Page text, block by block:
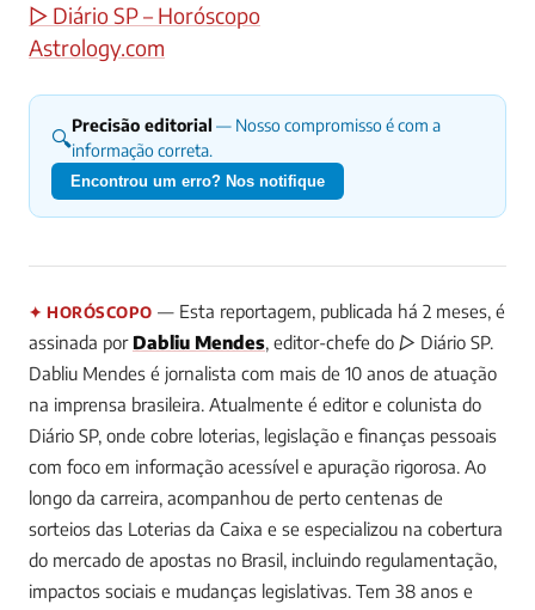
▷ Diário SP – Horóscopo
Astrology.com
🔍Precisão editorial — Nosso compromisso é com a
informação correta.
Encontrou um erro? Nos notifique
✦ HORÓSCOPO — Esta reportagem, publicada há 2 meses, é
assinada por Dabliu Mendes, editor-chefe do ▷ Diário SP.
Dabliu Mendes é jornalista com mais de 10 anos de atuação
na imprensa brasileira. Atualmente é editor e colunista do
Diário SP, onde cobre loterias, legislação e finanças pessoais
com foco em informação acessível e apuração rigorosa. Ao
longo da carreira, acompanhou de perto centenas de
sorteios das Loterias da Caixa e se especializou na cobertura
do mercado de apostas no Brasil, incluindo regulamentação,
impactos sociais e mudanças legislativas. Tem 38 anos e